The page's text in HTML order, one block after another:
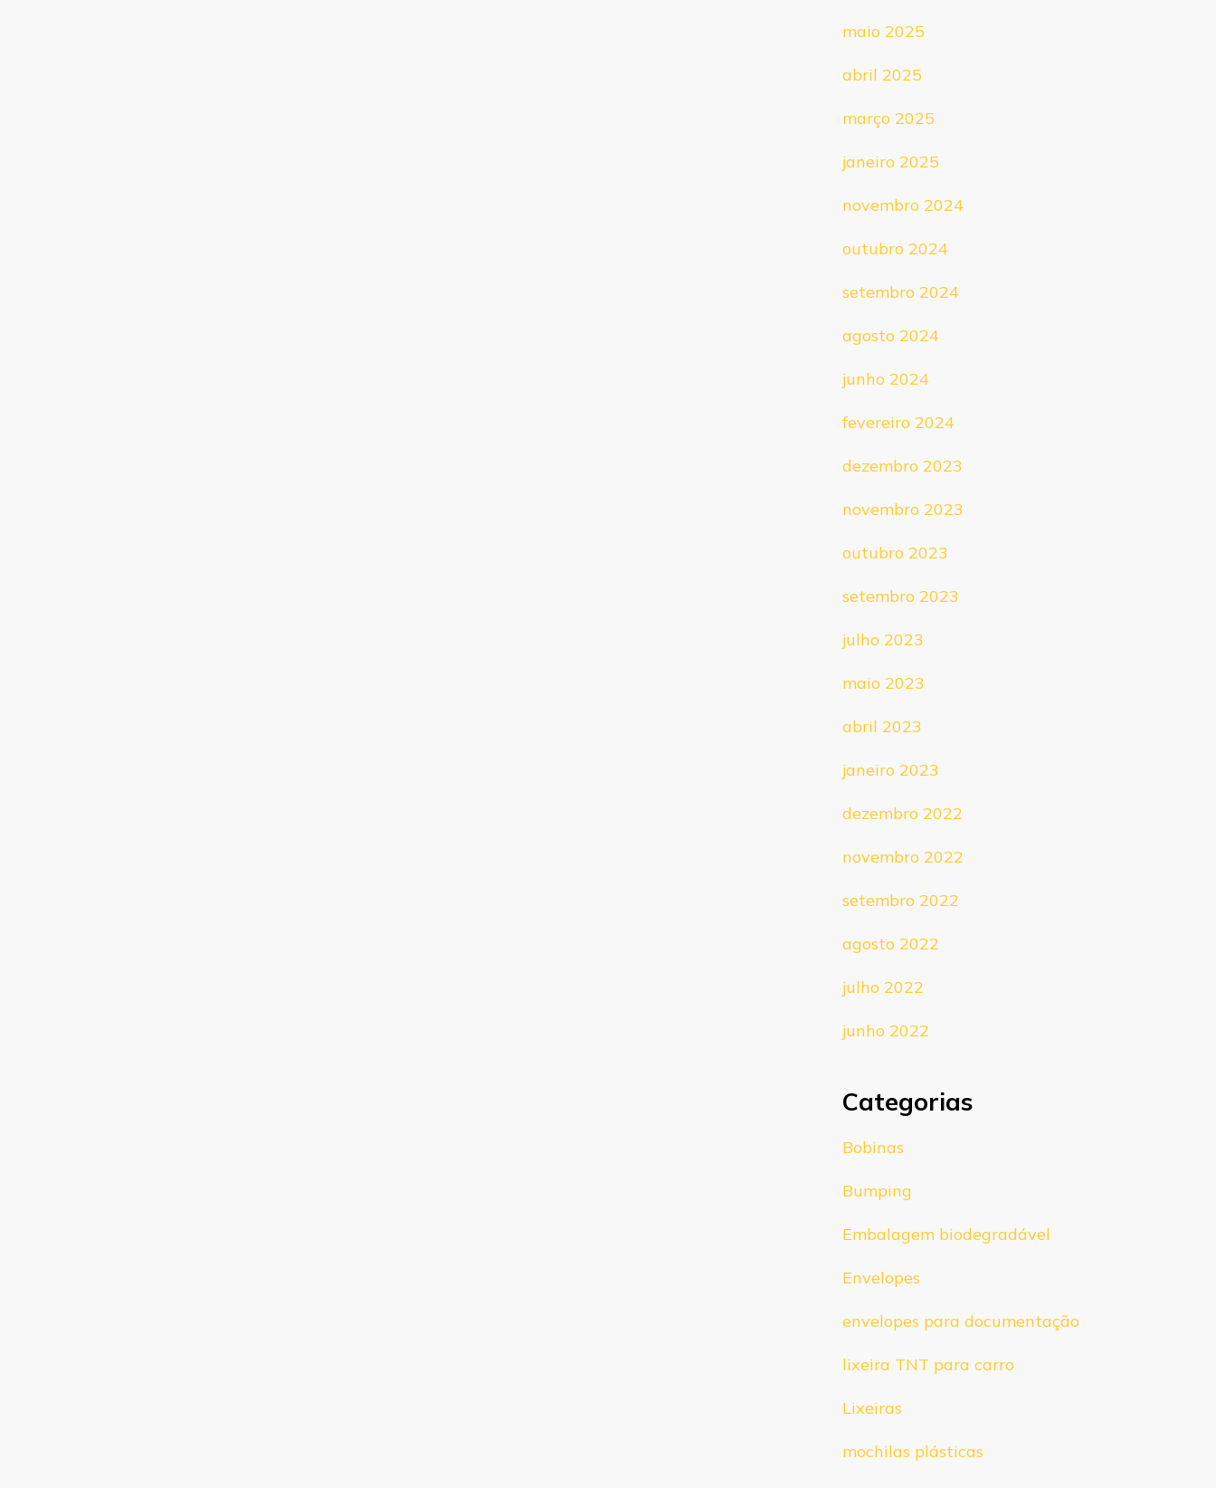
maio 2025
abril 2025
março 2025
janeiro 2025
novembro 2024
outubro 2024
setembro 2024
agosto 2024
junho 2024
fevereiro 2024
dezembro 2023
novembro 2023
outubro 2023
setembro 2023
julho 2023
maio 2023
abril 2023
janeiro 2023
dezembro 2022
novembro 2022
setembro 2022
agosto 2022
julho 2022
junho 2022
Categorias
Bobinas
Bumping
Embalagem biodegradável
Envelopes
envelopes para documentação
lixeira TNT para carro
Lixeiras
mochilas plásticas